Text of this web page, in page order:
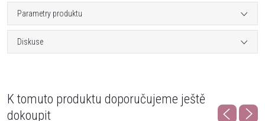
Parametry produktu
Diskuse
K tomuto produktu doporučujeme ještě
dokoupit